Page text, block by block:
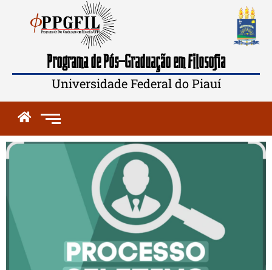
Programa de Pós-Graduação em Filosofia
Universidade Federal do Piauí